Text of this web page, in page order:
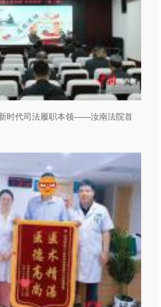
时代司法履职本领——汝南法院首